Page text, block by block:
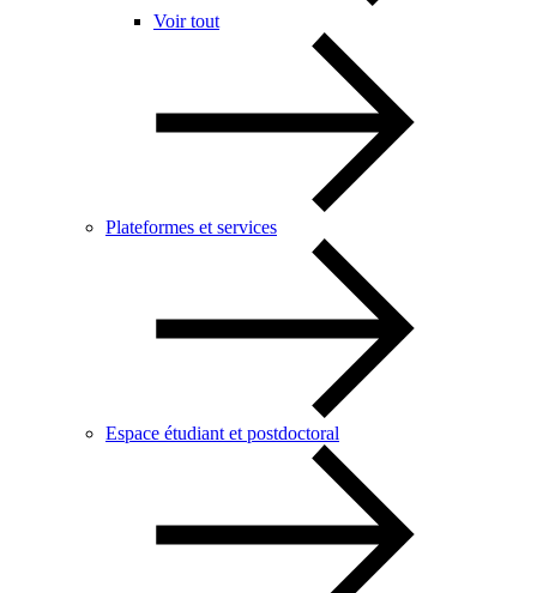
Voir tout
Plateformes et services
Espace étudiant et postdoctoral